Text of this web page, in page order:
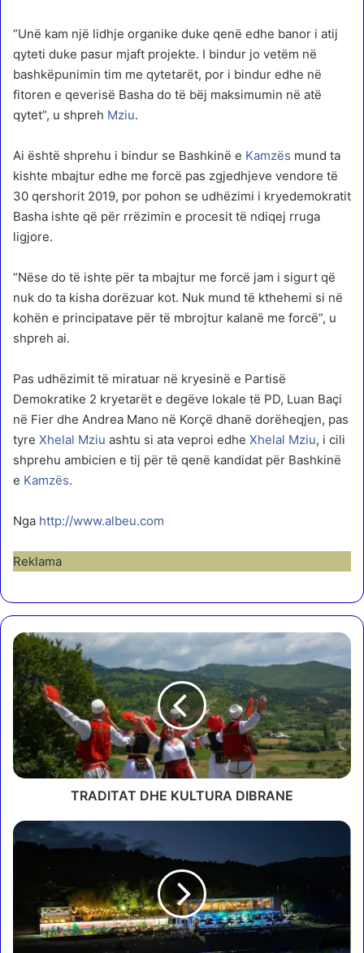
“Unë kam një lidhje organike duke qenë edhe banor i atij
qyteti duke pasur mjaft projekte. I bindur jo vetëm në
bashkëpunimin tim me qytetarët, por i bindur edhe në
fitoren e qeverisë Basha do të bëj maksimumin në atë
qytet”, u shpreh Mziu.
Ai është shprehu i bindur se Bashkinë e Kamzës mund ta
kishte mbajtur edhe me forcë pas zgjedhjeve vendore të
30 qershorit 2019, por pohon se udhëzimi i kryedemokratit
Basha ishte që për rrëzimin e procesit të ndiqej rruga
ligjore.
“Nëse do të ishte për ta mbajtur me forcë jam i sigurt që
nuk do ta kisha dorëzuar kot. Nuk mund të kthehemi si në
kohën e principatave për të mbrojtur kalanë me forcë”, u
shpreh ai.
Pas udhëzimit të miratuar në kryesinë e Partisë
Demokratike 2 kryetarët e degëve lokale të PD, Luan Baçi
në Fier dhe Andrea Mano në Korçë dhanë dorëheqjen, pas
tyre Xhelal Mziu ashtu si ata veproi edhe Xhelal Mziu, i cili
shprehu ambicien e tij për të qenë kandidat për Bashkinë
e Kamzës.
Nga http://www.albeu.com
Reklama
T
R
A
D
I
A
T
D
K
U
A
TRADITAT DHE KULTURA DIBRANE
"
R
u